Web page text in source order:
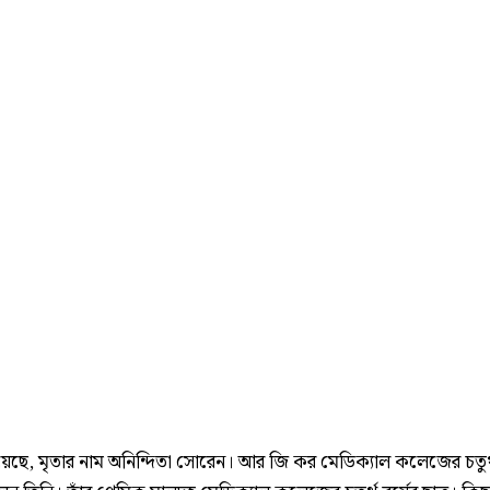
মৃতার নাম অনিন্দিতা সোরেন। আর জি কর মেডিক্যাল কলেজের